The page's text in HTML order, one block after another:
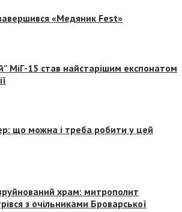
«Медяник Fest»
МіГ-15 став найстарішим експонатом
що можна і треба робити у цей
храм: митрополит
з очільниками Броварської